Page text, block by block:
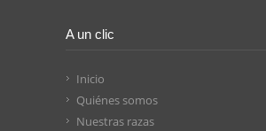
A un clic
Inicio
Quiénes somos
Nuestras razas